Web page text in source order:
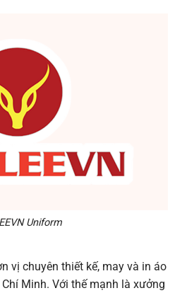
Uniform
vị chuyên thiết kế, may và in áo
Minh. Với thế mạnh là xưởng